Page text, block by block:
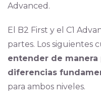
Advanced.
El B2 First y el C1
partes. Los siguientes
entender de manera
diferencias
para ambos niveles.